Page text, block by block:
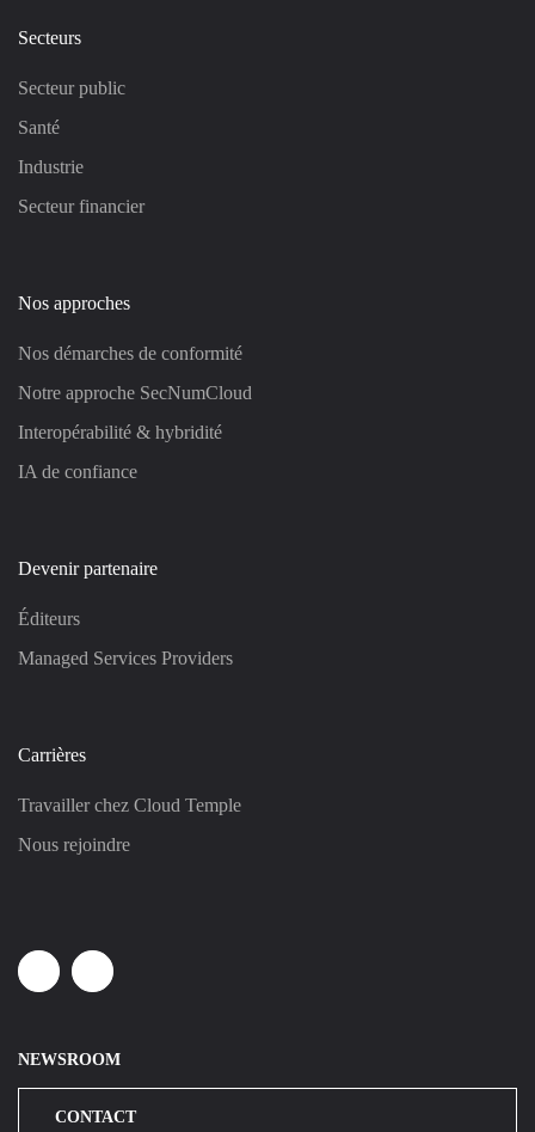
Secteurs
Secteur public
Santé
Industrie
Secteur financier
Nos approches
Nos démarches de conformité
Notre approche SecNumCloud
Interopérabilité & hybridité
IA de confiance
Devenir partenaire
Éditeurs
Managed Services Providers
Carrières
Travailler chez Cloud Temple
Nous rejoindre
LinkedinYoutube
NEWSROOM
CONTACT